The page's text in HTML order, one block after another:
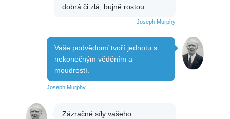
dobrá či zlá, bujně rostou.
Joseph Murphy
Vaše podvědomí tvoří jednotu s
nekonečným věděním a
moudrostí.
Joseph Murphy
Zázračné síly vašeho